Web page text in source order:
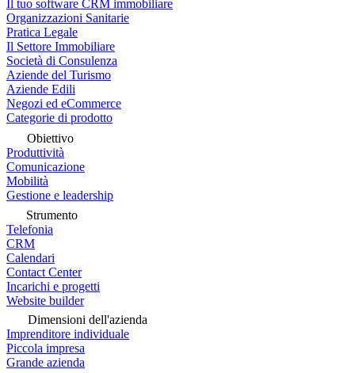
Il tuo software CRM immobiliare
Organizzazioni Sanitarie
Pratica Legale
Il Settore Immobiliare
Società di Consulenza
Aziende del Turismo
Aziende Edili
Negozi ed eCommerce
Categorie di prodotto
Obiettivo
Produttività
Comunicazione
Mobilità
Gestione e leadership
Strumento
Telefonia
CRM
Calendari
Contact Center
Incarichi e progetti
Website builder
Dimensioni dell'azienda
Imprenditore individuale
Piccola impresa
Grande azienda